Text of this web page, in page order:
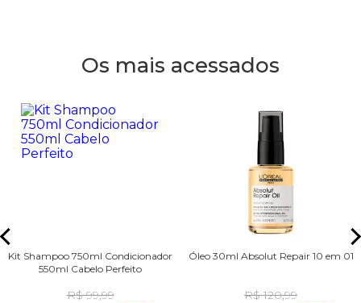
Os mais acessados
Kit Shampoo 750ml Condicionador
550ml Cabelo Perfeito
R$ 99,99
Óleo 30ml Absolut Repair 10 em 01
R$ 120,99